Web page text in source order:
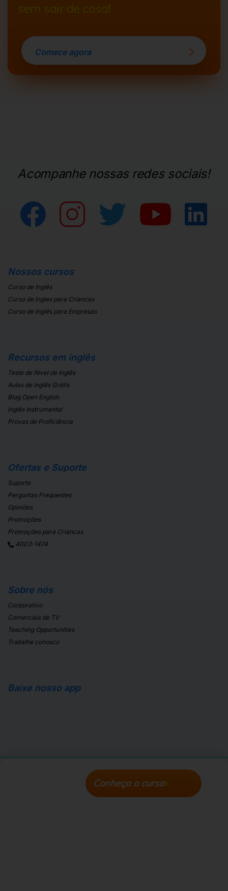
sem sair de casa!
Comece agora
Acompanhe nossas redes sociais!
Nossos cursos
Curso de Inglês
Curso de Ingles para Criancas
Curso de Inglês para Empresas
Recursos em inglês
Teste de Nivel de Inglês
Aulas de Inglês Grátis
Blog Open English
Inglês Instrumental
Provas de Proficiência
Ofertas e Suporte
Suporte
Perguntas Frequentes
Opiniões
Promoções
Promoções para Criancas
4003-1474
Sobre nós
Corporativo
Comerciais de TV
Teaching Opportunities
Trabalhe conosco
Baixe nosso app
Conheça o curso